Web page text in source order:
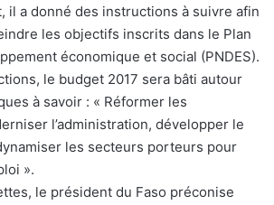
il a donné des instructions à suivre afin
les objectifs inscrits dans le Plan
économique et social (PNDES).
le budget 2017 sera bâti autour
à savoir : « Réformer les
l’administration, développer le
les secteurs porteurs pour
».
le président du Faso préconise